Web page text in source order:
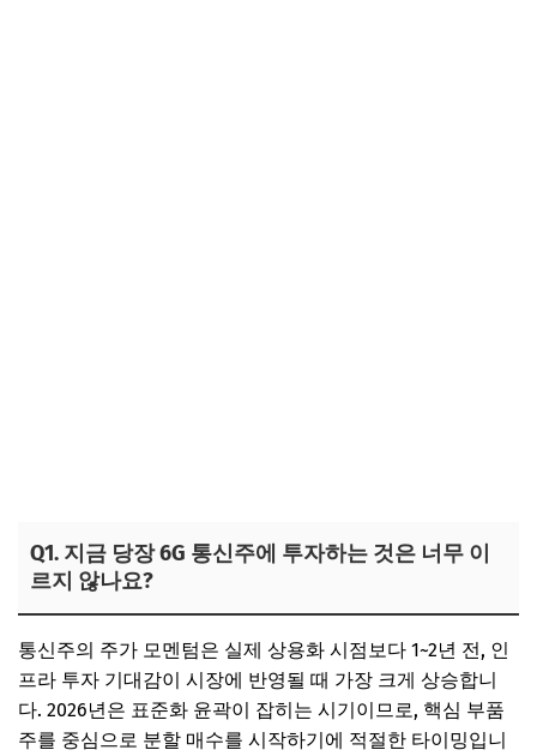
Q1. 지금 당장 6G 통신주에 투자하는 것은 너무 이
르지 않나요?
통신주의 주가 모멘텀은 실제 상용화 시점보다 1~2년 전, 인
프라 투자 기대감이 시장에 반영될 때 가장 크게 상승합니
다. 2026년은 표준화 윤곽이 잡히는 시기이므로, 핵심 부품
주를 중심으로 분할 매수를 시작하기에 적절한 타이밍입니